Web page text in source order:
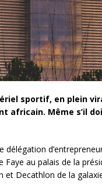
sportif, en plein
africain. Même s’il
délégation
au palais de la
et Decathlon de la